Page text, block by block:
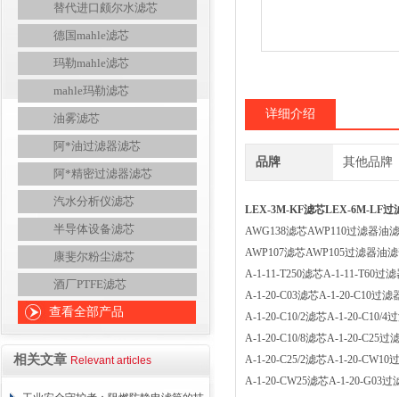
替代进口颇尔水滤芯
德国mahle滤芯
玛勒mahle滤芯
mahle玛勒滤芯
油雾滤芯
阿*油过滤器滤芯
阿*精密过滤器滤芯
汽水分析仪滤芯
半导体设备滤芯
康斐尔粉尘滤芯
酒厂PTFE滤芯
查看全部产品
相关文章 Relevant articles
详细介绍
品牌 其他品牌
LEX-3M-KF滤芯LEX-6M-LF过
AWG138滤芯AWP110过滤器油
AWP107滤芯AWP105过滤器油
A-1-11-T250滤芯A-1-11-T60过
A-1-20-C03滤芯A-1-20-C10过滤
A-1-20-C10/2滤芯A-1-20-C10/4
A-1-20-C10/8滤芯A-1-20-C25过
A-1-20-C25/2滤芯A-1-20-CW10
A-1-20-CW25滤芯A-1-20-G03过